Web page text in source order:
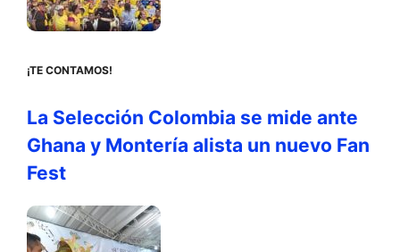
¡TE CONTAMOS!
La Selección Colombia se mide ante
Ghana y Montería alista un nuevo Fan
Fest